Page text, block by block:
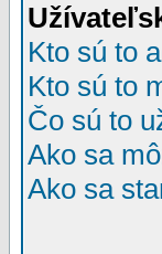
Kto sú to
Kto sú to
Čo sú to
Ako sa
Ako sa